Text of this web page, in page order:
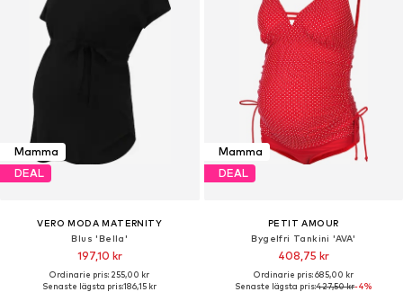
Mamma
DEAL
VERO MODA MATERNITY
Blus 'Bella'
197,10 kr
Ordinarie pris: 255,00 kr
Senaste lägsta pris:186,15 kr
Mamma
DEAL
PETIT AMOUR
Bygelfri Tankini 'AVA'
408,75 kr
Ordinarie pris: 685,00 kr
Senaste lägsta pris:427,50 kr-4%